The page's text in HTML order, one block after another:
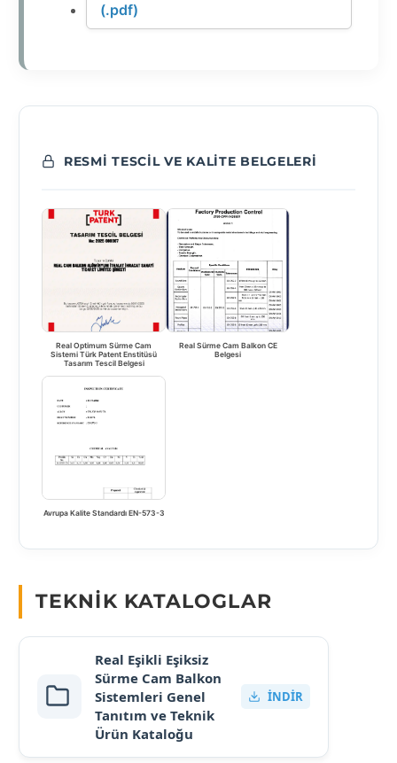
(.pdf)
RESMI TESCIL VE KALITE BELGELERI
Real Optimum Sürme Cam
Sistemi Türk Patent Enstitüsü
Tasarım Tescil Belgesi
Real Sürme Cam Balkon CE
Belgesi
Avrupa Kalite Standardı EN-573-3
TEKNIK KATALOGLAR
Real Eşikli Eşiksiz
Sürme Cam Balkon
Sistemleri Genel
Tanıtım ve Teknik
Ürün Kataloğu
İNDIR